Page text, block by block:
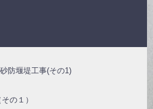
堰堤工事(その1)
の１）